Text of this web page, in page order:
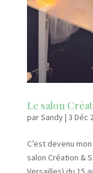
Le salon
parSandy| 3 Déc
C’est devenu
salon Création &